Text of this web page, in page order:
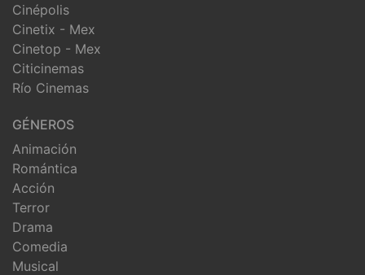
Cinépolis
Cinetix - Mex
Cinetop - Mex
Citicinemas
Río Cinemas
GÉNEROS
Animación
Romántica
Acción
Terror
Drama
Comedia
Musical